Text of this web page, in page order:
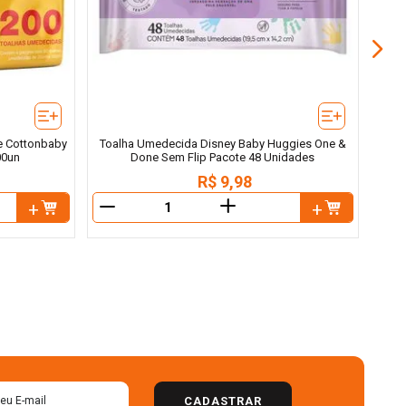
Cottonbaby
Toalha Umedecida Disney Baby Huggies One &
Done Sem Flip Pacote 48 Unidades
R$ 9,98
＋
CADASTRAR